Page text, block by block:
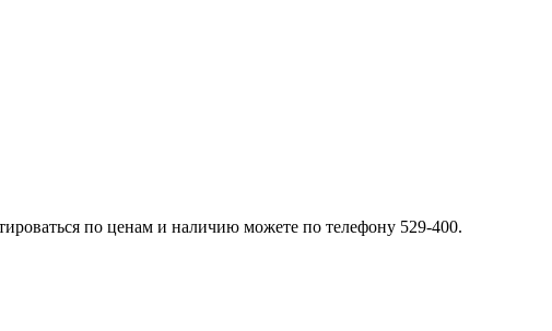
по ценам и наличию можете по телефону 529-400.